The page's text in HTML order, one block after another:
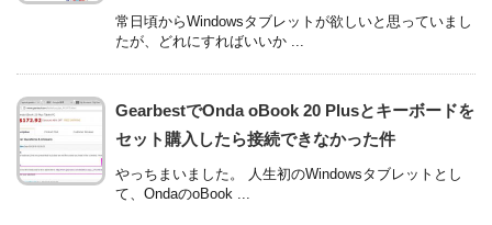
常日頃からWindowsタブレットが欲しいと思っていまし
たが、どれにすればいいか ...
GearbestでOnda oBook 20 Plusとキーボードを
セット購入したら接続できなかった件
やっちまいました。 人生初のWindowsタブレットとし
て、OndaのoBook ...